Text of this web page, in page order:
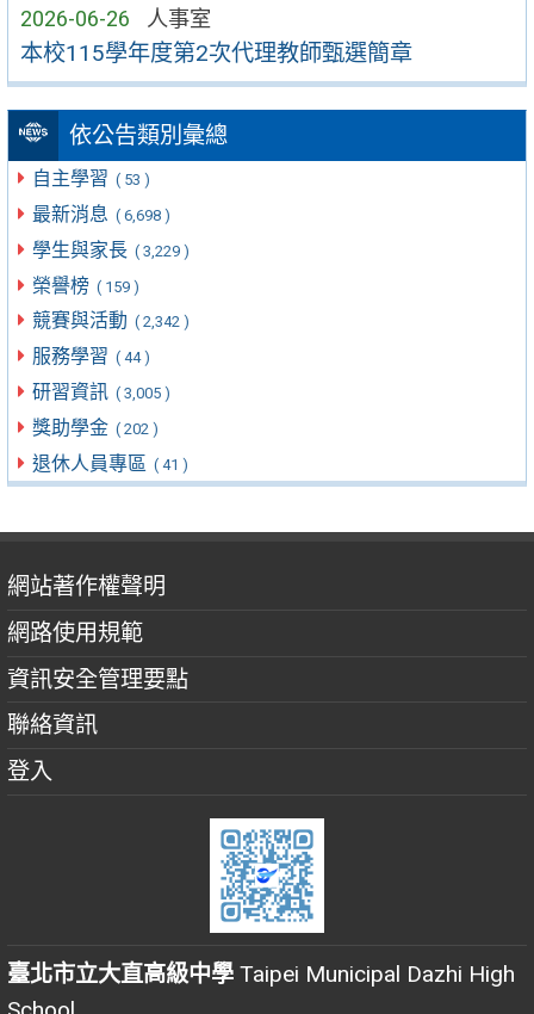
2026-06-26 人事室
本校115學年度第2次代理教師甄選簡章
依公告類別彙總
自主學習 ( 53 )
最新消息 ( 6,698 )
學生與家長 ( 3,229 )
榮譽榜 ( 159 )
競賽與活動 ( 2,342 )
服務學習 ( 44 )
研習資訊 ( 3,005 )
獎助學金 ( 202 )
退休人員專區 ( 41 )
網站著作權聲明
網路使用規範
資訊安全管理要點
聯絡資訊
登入
臺北市立大直高級中學 Taipei Municipal Dazhi High